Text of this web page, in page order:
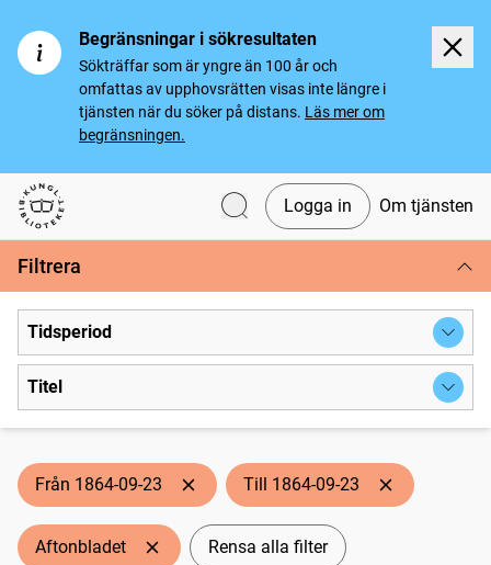
Begränsningar i sökresultaten
Sökträffar som är yngre än 100 år och
omfattas av upphovsrätten visas inte längre i
tjänsten när du söker på distans. Läs mer om
begränsningen.
Svenska tidningar
Logga in Om tjänsten
Filtrera
Tidsperiod
Titel
Från 1864-09-23 Till 1864-09-23
Aftonbladet Rensa alla filter